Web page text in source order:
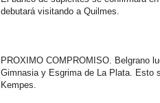
debutará visitando a Quilmes.
PROXIMO COMPROMISO. Belgrano
Gimnasia y Esgrima de La Plata. Esto
Kempes.